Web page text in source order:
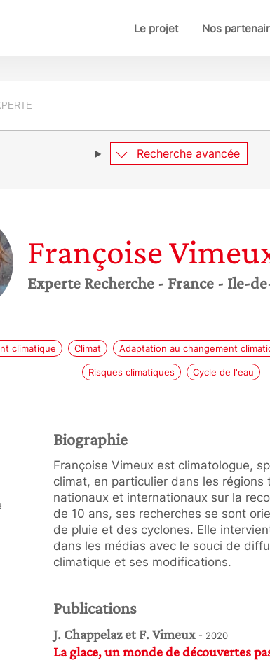
Le projet Nos
Recherche avancée
Françoise
Experte Recherche - France - Ile-
climatique Climat Adaptation au changement
Risques climatiques Cycle de l'eau
Biographie
Françoise Vimeux est climatologue,
climat, en particulier dans les régions
nationaux et internationaux sur la
de 10 ans, ses recherches se sont
de pluie et des cyclones. Elle
dans les médias avec le souci de
climatique et ses modifications.
Publications
J. Chappelaz et F. Vimeux - 2020
La glace, un monde de découvertes